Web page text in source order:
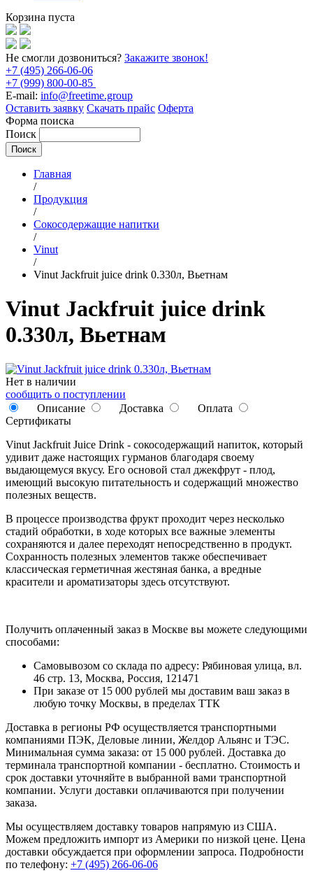
Корзина пуста
Не смогли дозвониться? Закажите звонок!
+7 (495) 266-06-06
+7 (999) 800-00-85
E-mail: info@freetime.group
Оставить заявку Скачать прайс Оферта
Форма поиска
Поиск
Главная
/
Продукция
/
Сокосодержащие напитки
/
Vinut
/
Vinut Jackfruit juice drink 0.330л, Вьетнам
Vinut Jackfruit juice drink
0.330л, Вьетнам
Нет в наличии
сообщить о поступлении
Описание
Доставка
Оплата
Сертификаты
Vinut Jackfruit Juice Drink - сокосодержащий напиток, который
удивит даже настоящих гурманов благодаря своему
выдающемуся вкусу. Его основой стал джекфрут - плод,
имеющий высокую питательность и содержащий множество
полезных веществ.
В процессе производства фрукт проходит через несколько
стадий обработки, в ходе которых все важные элементы
сохраняются и далее переходят непосредственно в продукт.
Сохранность полезных элементов также обеспечивает
классическая герметичная жестяная банка, а вредные
красители и ароматизаторы здесь отсутствуют.
Получить оплаченный заказ в Москве вы можете следующими
способами:
Самовывозом со склада по адресу: Рябиновая улица, вл.
46 стр. 13, Москва, Россия, 121471
При заказе от 15 000 рублей мы доставим ваш заказ в
любую точку Москвы, в пределах ТТК
Доставка в регионы РФ осуществляется транспортными
компаниями ПЭК, Деловые линии, Желдор Альянс и ТЭС.
Минимальная сумма заказа: от 15 000 рублей. Доставка до
терминала транспортной компании - бесплатно. Стоимость и
срок доставки уточняйте в выбранной вами транспортной
компании. Услуги доставки оплачиваются при получении
заказа.
Мы осуществляем доставку товаров напрямую из США.
Можем предложить импорт из Америки по низкой цене. Цена
доставки обсуждается при оформлении запроса. Подробности
по телефону: +7 (495) 266-06-06